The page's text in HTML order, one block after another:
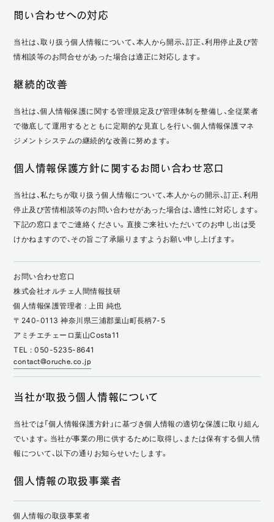
問い合わせへの対応
当社は、取り扱う個人情報について、本人から開示、訂正、利用停止及び苦
情相談等のお問合せがあった場合は適正に対応します。
継続的改善
当社は、個人情報保護に関する管理規定及び管理体制を整備し、全従業者
で徹底して運用するとともに定期的な見直しを行い、個人情報保護マネ
ジメントシステムの継続的な改善に努めます。
個人情報保護方針に関するお問い合わせ窓口
当社は、私たちが取り扱う個人情報について、本人からの開示、訂正、利用
停止及び苦情相談等のお問い合わせがあった場合は、適性に対応します。
下記の窓口までご連絡ください。直接ご来社いただいてのお申し出は受
けかねますので、その旨ご了承賜りますようお願い申し上げます。
お問い合わせ窓口
株式会社オルチェ人間情報技研
個人情報保護管理者 : 上田 純也
〒240-0113 神奈川県三浦郡葉山町長柄7-5
アミチエチェーロ葉山Costa11
TEL : 050-5235-8641
contact@oruche.co.jp
当社が取扱う個人情報について
当社では「個人情報保護方針」に基づき個人情報の適切な保護に取り組ん
でいます。当社が事業の用に供するために取得し、または保有する個人情
報について、以下の通りお知らせいたします。
個人情報の取扱事業者
個人情報の取扱事業者